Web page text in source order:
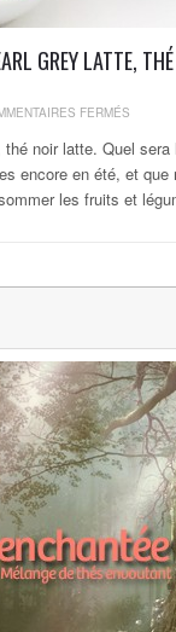
GREY LATTE,
FERMÉS
noir latte. Quel sera
encore en été, et
les fruits et